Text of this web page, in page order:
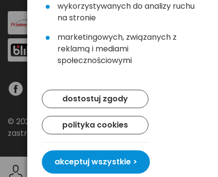
© 2024 Baltrade sp. z o.o. - Wszelkie prawa
zastrzeżone.
wykorzystywanych do analizy ruchu
na stronie
marketingowych, związanych z
reklamą i mediami
społecznościowymi
dostostuj zgody
polityka cookies
akceptuj wszystkie >